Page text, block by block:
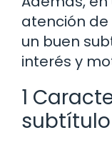
atención
un buen
interés y
1
subtítulo